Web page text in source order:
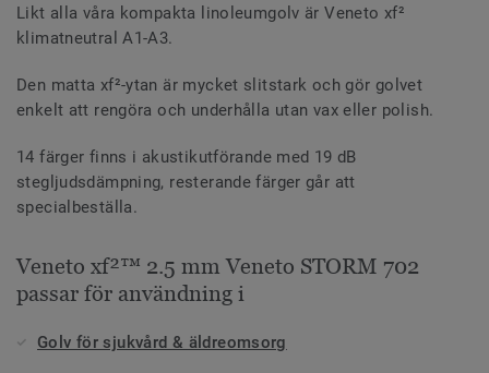
Likt alla våra kompakta linoleumgolv är Veneto xf²
klimatneutral A1-A3.
Den matta xf²-ytan är mycket slitstark och gör golvet
enkelt att rengöra och underhålla utan vax eller polish.
14 färger finns i akustikutförande med 19 dB
stegljudsdämpning, resterande färger går att
specialbeställa.
Veneto xf²™ 2.5 mm Veneto STORM 702
passar för användning i
Golv för sjukvård & äldreomsorg